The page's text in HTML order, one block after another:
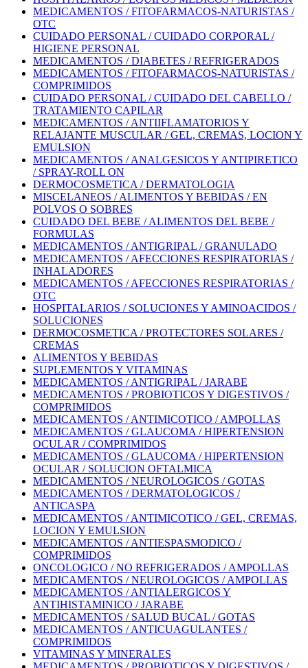
MEDICAMENTOS / FITOFARMACOS-NATURISTAS /
OTC
CUIDADO PERSONAL / CUIDADO CORPORAL /
HIGIENE PERSONAL
MEDICAMENTOS / DIABETES / REFRIGERADOS
MEDICAMENTOS / FITOFARMACOS-NATURISTAS /
COMPRIMIDOS
CUIDADO PERSONAL / CUIDADO DEL CABELLO /
TRATAMIENTO CAPILAR
MEDICAMENTOS / ANTIIFLAMATORIOS Y
RELAJANTE MUSCULAR / GEL, CREMAS, LOCION Y
EMULSION
MEDICAMENTOS / ANALGESICOS Y ANTIPIRETICO
/ SPRAY-ROLL ON
DERMOCOSMETICA / DERMATOLOGIA
MISCELANEOS / ALIMENTOS Y BEBIDAS / EN
POLVOS O SOBRES
CUIDADO DEL BEBE / ALIMENTOS DEL BEBE /
FORMULAS
MEDICAMENTOS / ANTIGRIPAL / GRANULADO
MEDICAMENTOS / AFECCIONES RESPIRATORIAS /
INHALADORES
MEDICAMENTOS / AFECCIONES RESPIRATORIAS /
OTC
HOSPITALARIOS / SOLUCIONES Y AMINOACIDOS /
SOLUCIONES
DERMOCOSMETICA / PROTECTORES SOLARES /
CREMAS
ALIMENTOS Y BEBIDAS
SUPLEMENTOS Y VITAMINAS
MEDICAMENTOS / ANTIGRIPAL / JARABE
MEDICAMENTOS / PROBIOTICOS Y DIGESTIVOS /
COMPRIMIDOS
MEDICAMENTOS / ANTIMICOTICO / AMPOLLAS
MEDICAMENTOS / GLAUCOMA / HIPERTENSION
OCULAR / COMPRIMIDOS
MEDICAMENTOS / GLAUCOMA / HIPERTENSION
OCULAR / SOLUCION OFTALMICA
MEDICAMENTOS / NEUROLOGICOS / GOTAS
MEDICAMENTOS / DERMATOLOGICOS /
ANTICASPA
MEDICAMENTOS / ANTIMICOTICO / GEL, CREMAS,
LOCION Y EMULSION
MEDICAMENTOS / ANTIESPASMODICO /
COMPRIMIDOS
ONCOLOGICO / NO REFRIGERADOS / AMPOLLAS
MEDICAMENTOS / NEUROLOGICOS / AMPOLLAS
MEDICAMENTOS / ANTIALERGICOS Y
ANTIHISTAMINICO / JARABE
MEDICAMENTOS / SALUD BUCAL / GOTAS
MEDICAMENTOS / ANTICUAGULANTES /
COMPRIMIDOS
VITAMINAS Y MINERALES